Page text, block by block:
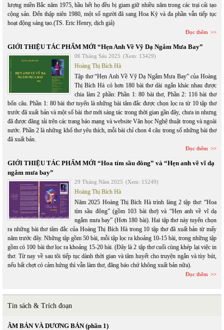
lượng miền Bắc năm 1975, hầu hết họ đều bị giam giữ nhiều năm trong các trại cải tạo
cộng sản. Đến thập niên 1980, một số người đã sang Hoa Kỳ và đa phần vẫn tiếp tục
hoạt động sáng tạo.(TS. Eric Henry, dịch giả)
Đọc thêm
GIỚI THIỆU TÁC PHẨM MỚI “Hẹn Anh Về Vỹ Dạ Ngắm Mưa Bay”
06 Tháng Sáu 2025 (Xem: 13429)
Hoàng Thị Bích Hà
Tập thơ “Hẹn Anh Về Vỹ Dạ Ngắm Mưa Bay” của Hoàng
Thị Bích Hà có hơn 180 bài thơ dài ngắn khác nhau được
chia làm 2 phần: Phần 1: 80 bài thơ, Phần 2: 116 bài thơ
bốn câu. Phần 1: 80 bài thơ tuyển là những bài tâm đắc được chọn lọc ra từ 10 tập thơ
trước đã xuất bản và một số bài thơ mới sáng tác trong thời gian gần đây, chưa in nhưng
đã được đăng tải trên các trang báo mạng và website Văn học Nghệ thuật trong và ngoài
nước. Phần 2 là những khổ thơ yêu thích, mỗi bài chỉ chon 4 câu trong số những bài thơ
đã xuất bản.
Đọc thêm
GIỚI THIỆU TÁC PHẨM MỚI “Hoa tím sầu đông” và “Hẹn anh về vĩ dạ
ngắm mưa bay”
29 Tháng Năm 2025 (Xem: 15249)
Hoàng Thị Bích Hà
Năm 2025 Hoàng Thị Bích Hà trình làng 2 tập thơ: “Hoa
tím sầu đông” (gồm 103 bài thơ) và “Hẹn anh về vĩ dạ
ngắm mưa bay” (Hơn 180 bài). Hai tập thơ này tuyển chọn
ra những bài thơ tâm đắc của Hoàng Thị Bích Hà trong 10 tập thơ đã xuất bản từ mấy
năm trước đây. Những tập gồm 50 bài, mỗi tập lọc ra khoảng 10-15 bài, trong những tập
gồm có 100 bài thơ lọc ra khoảng 15-20 bài. (Đây là 2 tập thơ cuối cùng khép lại việc in
thơ. Từ nay về sau tôi tiếp tục dành thời gian và tâm huyết cho truyện ngắn và tùy bút,
nếu bất chợt có cảm hứng thì vẫn làm thơ, đăng báo chứ không xuất bản nữa).
Đọc thêm
Tin sách & Trích đoạn
ÂM BẢN VÀ DƯƠNG BẢN (phần 1)